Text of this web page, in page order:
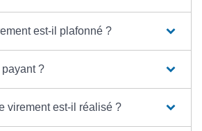
est-il plafonné ?
payant ?
virement est-il réalisé ?